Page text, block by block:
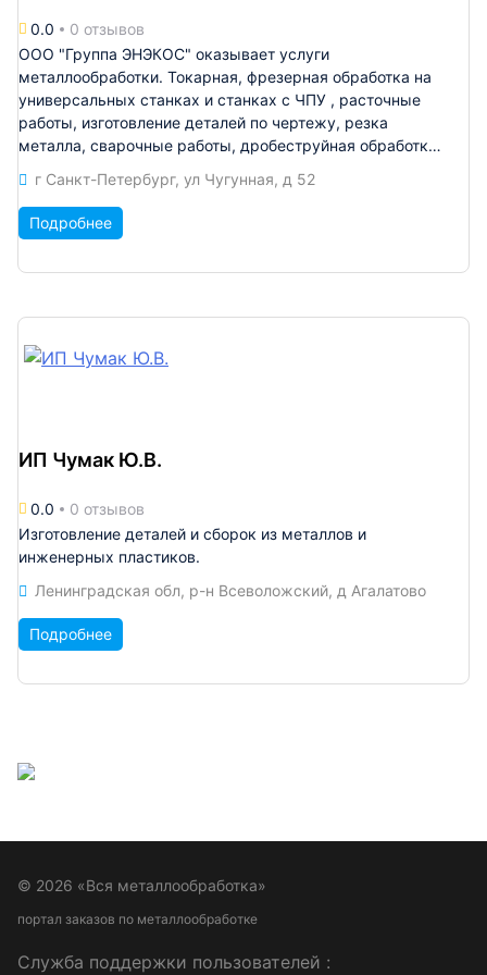
ежемесячная производственная мощность — до 100
тонн; Полный цикл услуг — от проектирования КМД до
финишной окраски; Гибкость: решение задач любой
сложности и объёма; Профессиональный коллектив и
современное оборудование. Если вам нужна подробная
коммерческая информация, расчёт или техническое
предложение — с радостью подготовим его.
0.0
0 отзывов
ООО "Группа ЭНЭКОС" оказывает услуги
металлообработки. Токарная, фрезерная обработка на
универсальных станках и станках с ЧПУ , расточные
работы, изготовление деталей по чертежу, резка
металла, сварочные работы, дробеструйная обработка,
покраска порошковая и краскопультом, разработка
конструкторской документации, 3D моделей по
чертежам и многое другое. Быстро рассчитаем сроки и
стоимость изготовления вашего заказа.
г Санкт-Петербург, ул Чугунная, д 52
Подробнее
ИП Чумак Ю.В.
0.0
0 отзывов
Изготовление деталей и сборок из металлов и
инженерных пластиков.
Ленинградская обл, р-н Всеволожский, д Агалатово
Подробнее
© 2026 «Вся металлообработка»
портал заказов по металлообработке
Служба поддержки пользователей :